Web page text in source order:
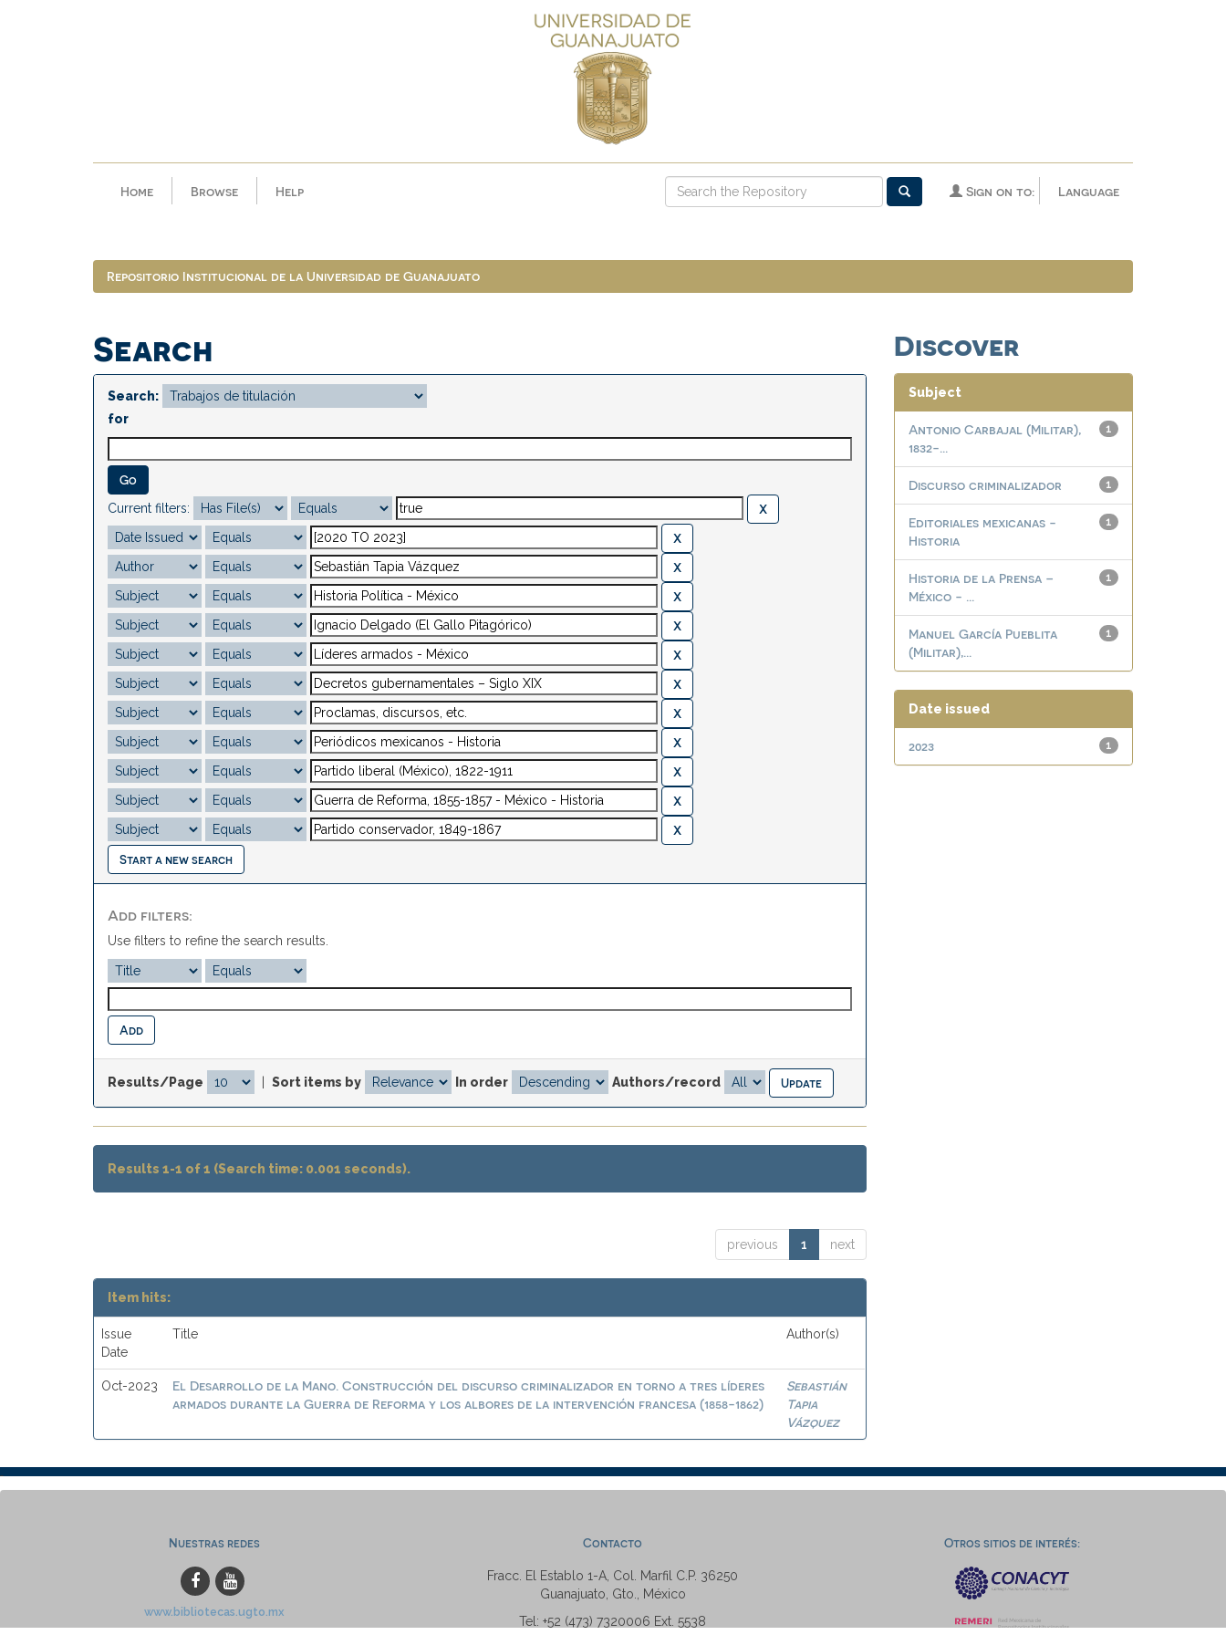
Home Browse Help Language
Sign on to:
Repositorio Institucional de la Universidad de Guanajuato
Search
Search:
for
Current filters:
Start a new search
Add filters:
Use filters to refine the search results.
Results/Page Sort items by In order Authors/record
Results 1-1 of 1 (Search time: 0.001 seconds).
previous 1 next
Item hits:
Issue
Date
Title Author(s)
Oct-2023
El Desarrollo de la Mano. Construcción del discurso criminalizador en torno a tres líderes
armados durante la Guerra de Reforma y los albores de la intervención francesa (1858-1862)
Sebastián
Tapia
Vázquez
Discover
Subject
1
Antonio Carbajal (Militar),
1832-...
1
Discurso criminalizador
1
Editoriales mexicanas -
Historia
1
Historia de la Prensa –
México - ...
1
Manuel García Pueblita
(Militar),...
Date issued
1
2023
Nuestras redes
www.bibliotecas.ugto.mx
Contacto
Fracc. El Establo 1-A, Col. Marfil C.P. 36250
Guanajuato, Gto., México
Tel: +52 (473) 7320006 Ext. 5538
Otros sitios de interés: